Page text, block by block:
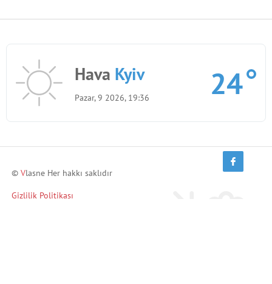
Hava Kyiv
Pazar, 9 2026, 19:36 24
© Vlasne Her hakkı saklıdır
Gizlilik Politikası